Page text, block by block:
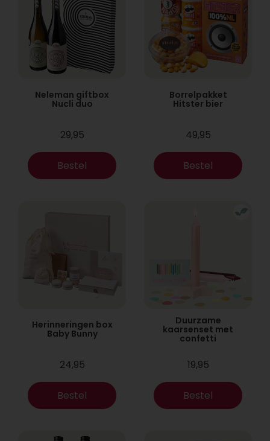
Neleman giftbox
Nucli duo
29,95
Bestel
Borrelpakket
Hitster bier
49,95
Bestel
Herinneringen box
Baby Bunny
24,95
Bestel
Duurzame
kaarsenset met
confetti
19,95
Bestel